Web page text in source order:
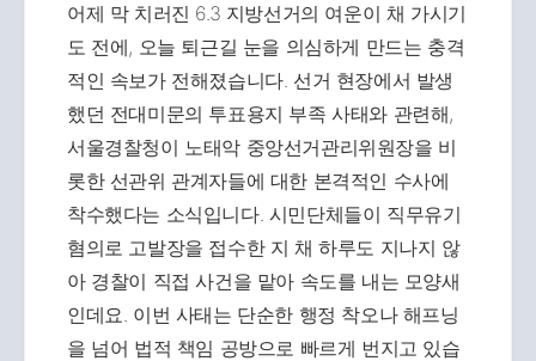
어제 막 치러진 6.3 지방선거의 여운이 채 가시기
도 전에, 오늘 퇴근길 눈을 의심하게 만드는 충격
적인 속보가 전해졌습니다. 선거 현장에서 발생
했던 전대미문의 투표용지 부족 사태와 관련해,
서울경찰청이 노태악 중앙선거관리위원장을 비
롯한 선관위 관계자들에 대한 본격적인 수사에
착수했다는 소식입니다. 시민단체들이 직무유기
혐의로 고발장을 접수한 지 채 하루도 지나지 않
아 경찰이 직접 사건을 맡아 속도를 내는 모양새
인데요. 이번 사태는 단순한 행정 착오나 해프닝
을 넘어 법적 책임 공방으로 빠르게 번지고 있습